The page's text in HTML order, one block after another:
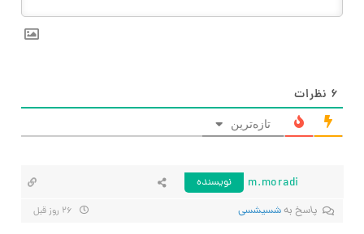
۶ نظرات
تازه‌ترین
m.moradi
نویسنده
پاسخ بهشسیشسی